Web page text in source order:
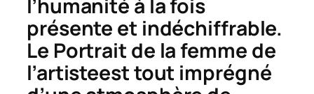
l’humanité à la fois
présente et indéchiffrable.
Le Portrait de la femme de
l’artisteest tout imprégné